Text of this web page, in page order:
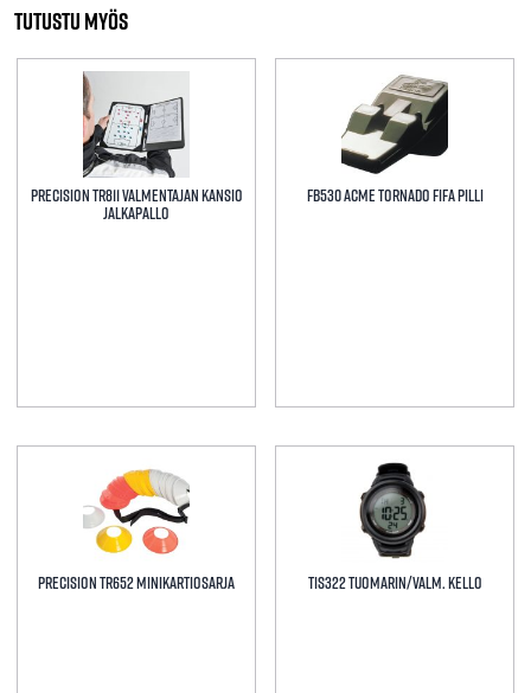
kpl
Tutustu myös
Precision TR811 Valmentajan kansio
Jalkapallo
FB530 ACME Tornado FIFA pilli
Precision TR652 Minikartiosarja TIS322 Tuomarin/valm. kello